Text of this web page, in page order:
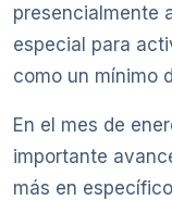
presencialmente
especial para
como un mínimo
En el mes de
importante
más en